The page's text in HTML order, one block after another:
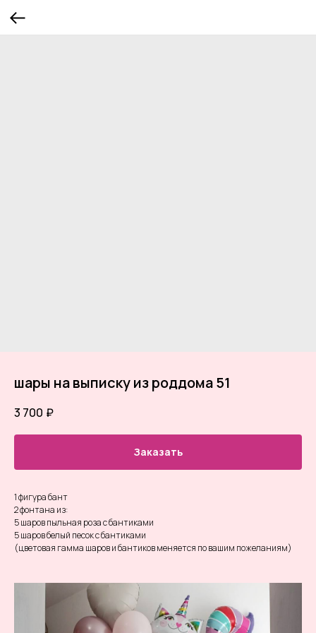
шары на выписку из роддома 51
3 700 ₽
Заказать
1 фигура бант
2 фонтана из:
5 шаров пыльная роза с бантиками
5 шаров белый песок с бантиками
(цветовая гамма шаров и бантиков меняется по вашим пожеланиям)